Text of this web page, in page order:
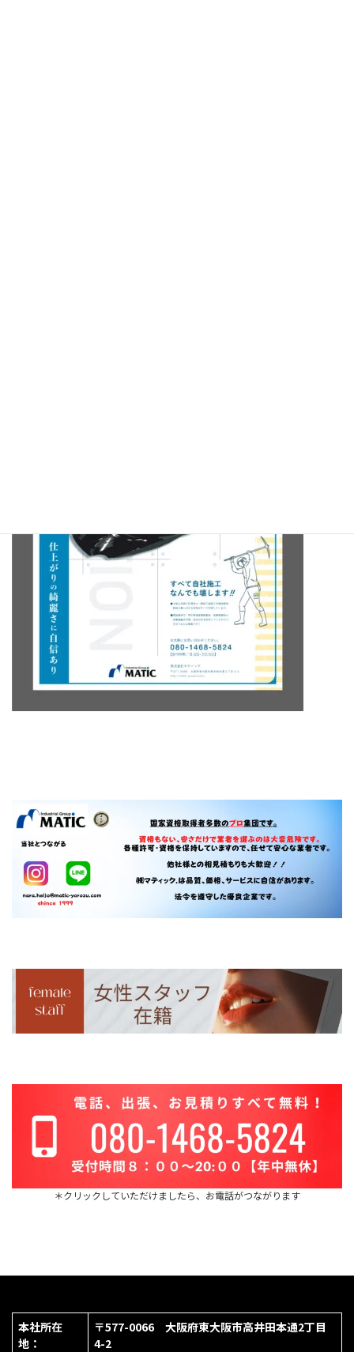
＊クリックしていただけましたら、お電話がつながります
本社所在
地：
〒577-0066 大阪府東大阪市高井田本通2丁目
4-2